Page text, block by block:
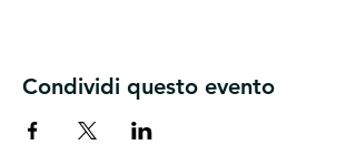
Condividi questo evento